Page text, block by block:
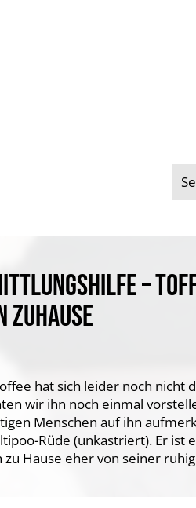
–
ZUHAUSE
hat sich leider noch nicht
wir ihn noch einmal
Menschen auf ihn
Rüde (unkastriert). Er
zu Hause eher von seiner